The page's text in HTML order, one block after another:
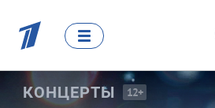
КОНЦЕРТЫ 12+